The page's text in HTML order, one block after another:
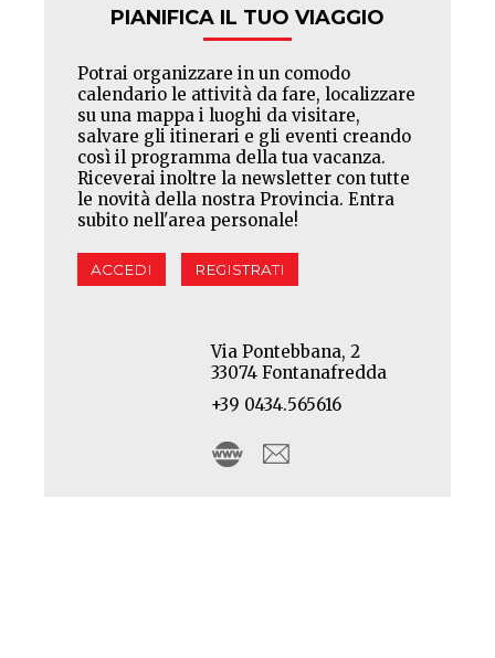
PIANIFICA IL TUO VIAGGIO
Potrai organizzare in un comodo
calendario le attività da fare, localizzare
su una mappa i luoghi da visitare,
salvare gli itinerari e gli eventi creando
così il programma della tua vacanza.
Riceverai inoltre la newsletter con tutte
le novità della nostra Provincia. Entra
subito nell'area personale!
ACCEDI REGISTRATI
Via Pontebbana, 2
33074 Fontanafredda
+39 0434.565616